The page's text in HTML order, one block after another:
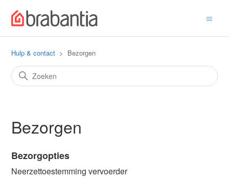
Hulp & contact Bezorgen
Bezorgen
Bezorgopties
Neerzettoestemming vervoerder